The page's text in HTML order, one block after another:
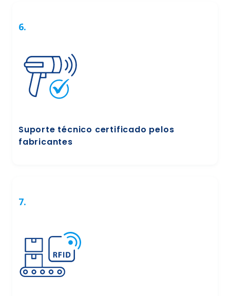
6.
Suporte técnico certificado pelos
fabricantes
7.